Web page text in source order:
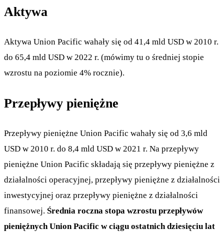
Aktywa
Aktywa Union Pacific wahały się od 41,4 mld USD w 2010 r.
do 65,4 mld USD w 2022 r. (mówimy tu o średniej stopie
wzrostu na poziomie 4% rocznie).
Przepływy pieniężne
Przepływy pieniężne Union Pacific wahały się od 3,6 mld
USD w 2010 r. do 8,4 mld USD w 2021 r. Na przepływy
pieniężne Union Pacific składają się przepływy pieniężne z
działalności operacyjnej, przepływy pieniężne z działalności
inwestycyjnej oraz przepływy pieniężne z działalności
finansowej. Średnia roczna stopa wzrostu przepływów
pieniężnych Union Pacific w ciągu ostatnich dziesięciu lat